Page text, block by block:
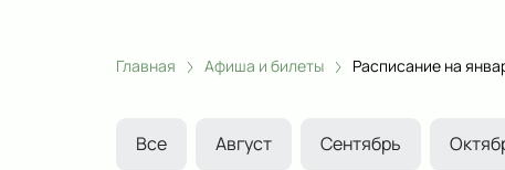
Главная Афиша и билеты Расписание на
Все Август Сентябрь